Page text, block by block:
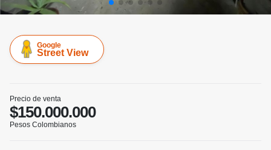
Google
Street View
Precio de venta
$150.000.000
Pesos Colombianos